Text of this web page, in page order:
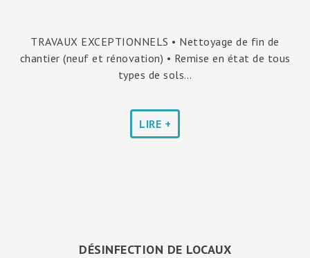
TRAVAUX EXCEPTIONNELS • Nettoyage de fin de
chantier (neuf et rénovation) • Remise en état de tous
types de sols…
LIRE +
DÉSINFECTION DE LOCAUX